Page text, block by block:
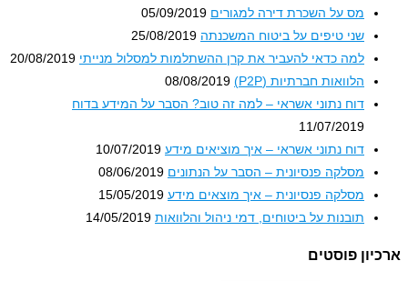
מס על השכרת דירה למגורים 05/09/2019
שני טיפים על ביטוח המשכנתה 25/08/2019
למה כדאי להעביר את קרן ההשתלמות למסלול מנייתי 20/08/2019
הלוואות חברתיות (P2P)
08/08/2019
דוח נתוני אשראי – למה זה טוב? הסבר על המידע בדוח
11/07/2019
דוח נתוני אשראי – איך מוציאים מידע 10/07/2019
מסלקה פנסיונית – הסבר על הנתונים 08/06/2019
מסלקה פנסיונית – איך מוצאים מידע 15/05/2019
תובנות על ביטוחים, דמי ניהול והלוואות 14/05/2019
פוסטים